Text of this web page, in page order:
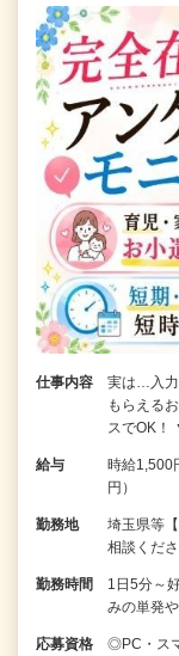
仕事内容
実は…入力
もらえる
スでOK！
給与
時給1,500
円）
勤務地
埼玉県等
相談くださ
勤務時間
1日5分～
みの単発
応募資格
◎PC・ス